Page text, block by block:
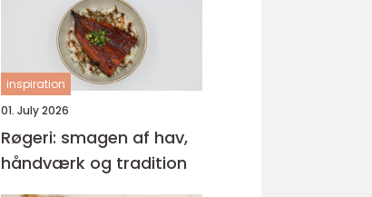
inspiration
01. July 2026
Røgeri: smagen af hav,
håndværk og tradition